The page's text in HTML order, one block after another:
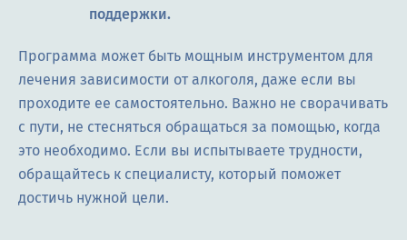
поддержки.
Программа может быть мощным инструментом для
лечения зависимости от алкоголя, даже если вы
проходите ее самостоятельно. Важно не сворачивать
с пути, не стесняться обращаться за помощью, когда
это необходимо. Если вы испытываете трудности,
обращайтесь к специалисту, который поможет
достичь нужной цели.